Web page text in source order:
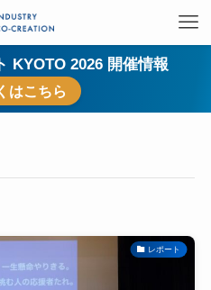
KYOTO 2026 開催情報
はこちら
レポート